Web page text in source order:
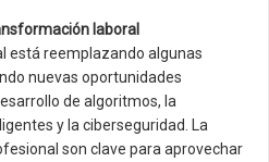
laboral
está reemplazando algunas
nuevas oportunidades
de algoritmos, la
y la ciberseguridad. La
son clave para aprovechar